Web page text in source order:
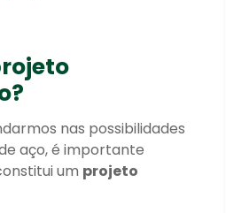
nas possibilidades
aço, é importante
um projeto